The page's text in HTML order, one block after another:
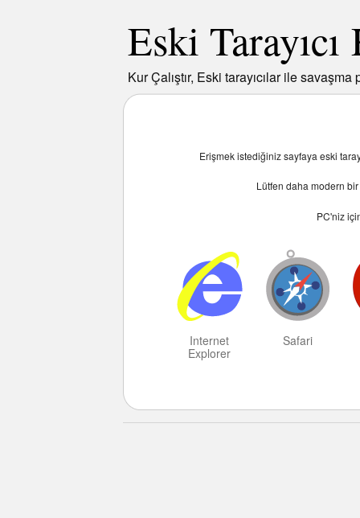
Eski
Kur Çalıştır, Eski tarayıcılar ile savaşma
Erişmek istediğiniz sayfaya eski
Lütfen daha modern
PC'niz
Internet
Explorer
Safari